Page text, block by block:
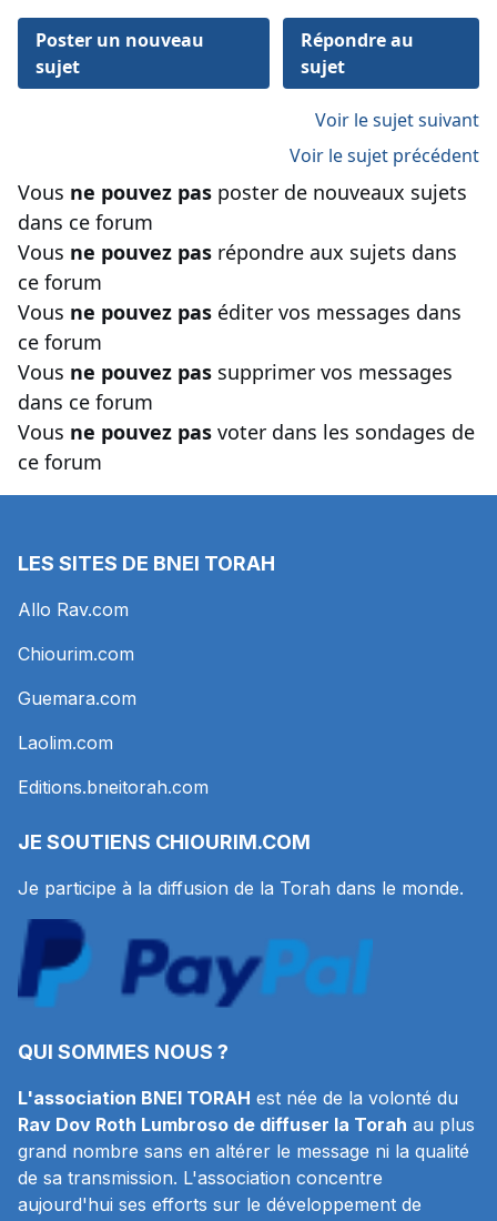
Poster un nouveau
sujet
Répondre au
sujet
Voir le sujet suivant
Voir le sujet précédent
Vous ne pouvez pas poster de nouveaux sujets
dans ce forum
Vous ne pouvez pas répondre aux sujets dans
ce forum
Vous ne pouvez pas éditer vos messages dans
ce forum
Vous ne pouvez pas supprimer vos messages
dans ce forum
Vous ne pouvez pas voter dans les sondages de
ce forum
LES SITES DE BNEI TORAH
Allo Rav.com
Chiourim.com
Guemara.com
Laolim.com
Editions.bneitorah.com
JE SOUTIENS CHIOURIM.COM
Je participe à la diffusion de la Torah dans le monde.
QUI SOMMES NOUS ?
L'association BNEI TORAH est née de la volonté du
Rav Dov Roth Lumbroso de diffuser la Torah au plus
grand nombre sans en altérer le message ni la qualité
de sa transmission. L'association concentre
aujourd'hui ses efforts sur le développement de